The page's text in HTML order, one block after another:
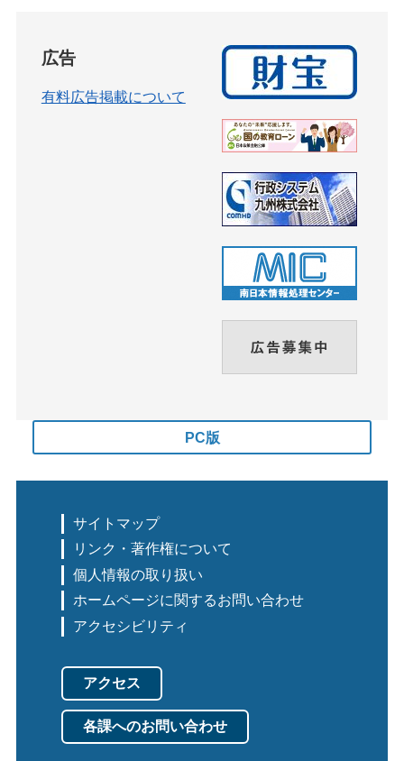
広告
有料広告掲載について
PC版
サイトマップ
リンク・著作権について
個人情報の取り扱い
ホームページに関するお問い合わせ
アクセシビリティ
アクセス
各課へのお問い合わせ